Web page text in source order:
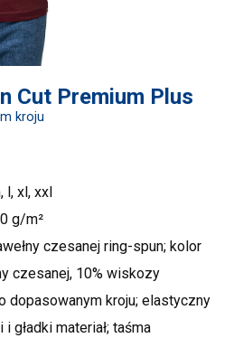
Cut Premium Plus
kroju
l, xl, xxl
g/m²
czesanej ring-spun; kolor
czesanej, 10% wiskozy
dopasowanym kroju; elastyczny
gładki materiał; taśma